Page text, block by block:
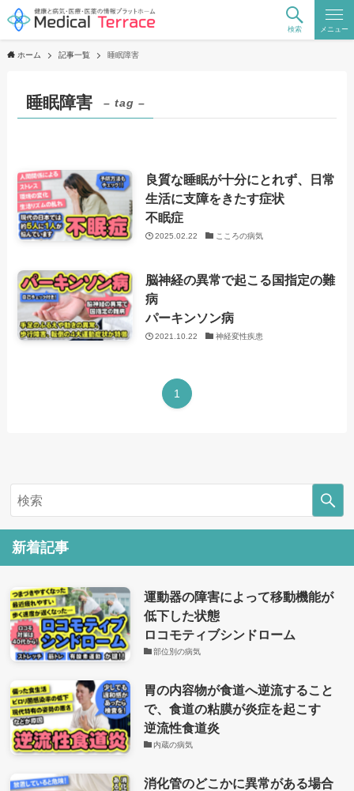
検索 メニュー
ホーム 記事一覧 睡眠障害
睡眠障害 – tag –
良質な睡眠が十分にとれず、日常
生活に支障をきたす症状
不眠症
2025.02.22 こころの病気
脳神経の異常で起こる国指定の難
病
パーキンソン病
2021.10.22 神経変性疾患
1
新着記事
運動器の障害によって移動機能が
低下した状態
ロコモティブシンドローム
部位別の病気
胃の内容物が食道へ逆流すること
で、食道の粘膜が炎症を起こす
逆流性食道炎
内蔵の病気
消化管のどこかに異常がある場合